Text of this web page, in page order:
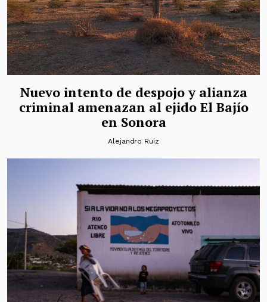
Nuevo intento de despojo y alianza
criminal amenazan al ejido El Bajío
en Sonora
Alejandro Ruiz